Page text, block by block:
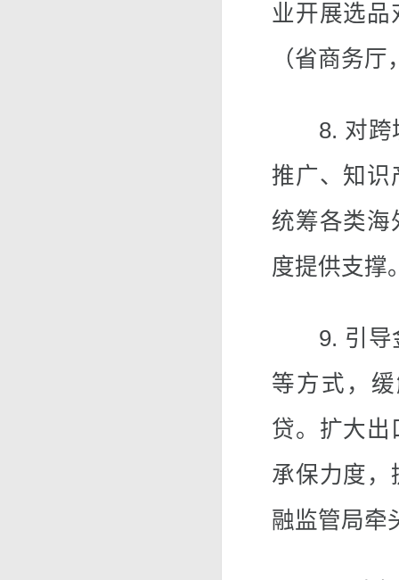
业开展选
（省商务
8. 对跨境
推广、知识
统筹各类海
度提供支撑
9. 引导金
等方式，
贷。扩大出
承保力度，
融监管局牵